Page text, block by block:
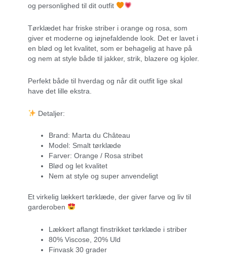
og personlighed til dit outfit
Tørklædet har friske striber i orange og rosa, som
giver et moderne og iøjnefaldende look. Det er lavet i
en blød og let kvalitet, som er behagelig at have på
og nem at style både til jakker, strik, blazere og kjoler.
Perfekt både til hverdag og når dit outfit lige skal
have det lille ekstra.
Detaljer:
Brand: Marta du Château
Model: Smalt tørklæde
Farver: Orange / Rosa stribet
Blød og let kvalitet
Nem at style og super anvendeligt
Et virkelig lækkert tørklæde, der giver farve og liv til
garderoben
Lækkert aflangt finstrikket tørklæde i striber
80% Viscose, 20% Uld
Finvask 30 grader